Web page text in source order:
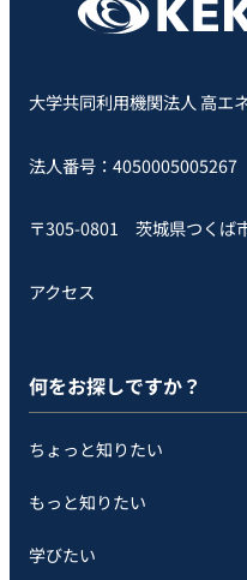
大学共同利用機関法人 高エ
法人番号：4050005005267
〒305-0801 茨城県つくば
アクセス
何をお探しですか？
ちょっと知りたい
もっと知りたい
学びたい